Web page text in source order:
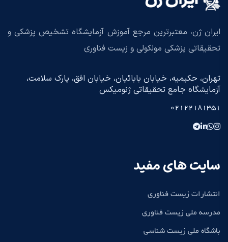
ایران ژن، معتبرترین مرجع آموزش آزمایشگاه تشخیص پزشکی و
تحقیقاتی پزشکی مولکولی و زیست فناوری
تهران، حکیمیه، خیابان بابائیان، خیابان افق، پارک سلامت،
آزمایشگاه جامع تحقیقاتی ژنومیکس
02122181351
سایت های مفید
انتشارات زیست فناوری
مدرسه ملی زیست فناوری
باشگاه ملی زیست شناسی